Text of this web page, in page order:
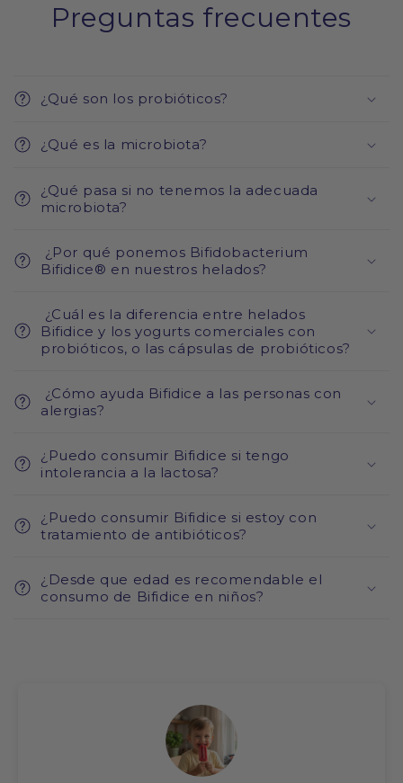
Preguntas frecuentes
¿Qué son los probióticos?
¿Qué es la microbiota?
¿Qué pasa si no tenemos la adecuada
microbiota?
¿Por qué ponemos Bifidobacterium
Bifidice® en nuestros helados?
¿Cuál es la diferencia entre helados
Bifidice y los yogurts comerciales con
probióticos, o las cápsulas de probióticos?
¿Cómo ayuda Bifidice a las personas con
alergias?
¿Puedo consumir Bifidice si tengo
intolerancia a la lactosa?
¿Puedo consumir Bifidice si estoy con
tratamiento de antibióticos?
¿Desde que edad es recomendable el
consumo de Bifidice en niños?